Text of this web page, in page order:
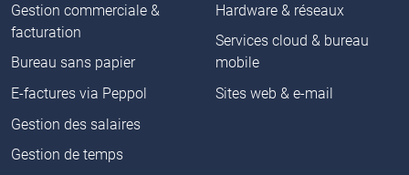
Gestion commerciale &
facturation
Bureau sans papier
E-factures via Peppol
Gestion des salaires
Gestion de temps
Hardware & réseaux
Services cloud & bureau
mobile
Sites web & e-mail